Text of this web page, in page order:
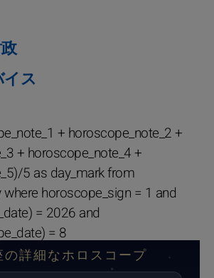
ス
+ horoscope_note_2 +
+ horoscope_note_4 +
5 as day_mark from
horoscope_sign = 1 and
= 2026 and
= 8
の詳細なホロスコープ